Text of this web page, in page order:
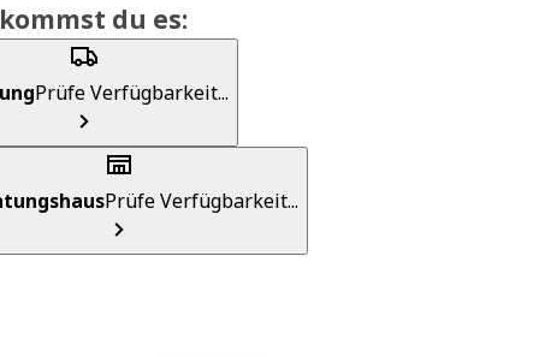
du es:
Prüfe Verfügbarkeit...
Prüfe Verfügbarkeit...